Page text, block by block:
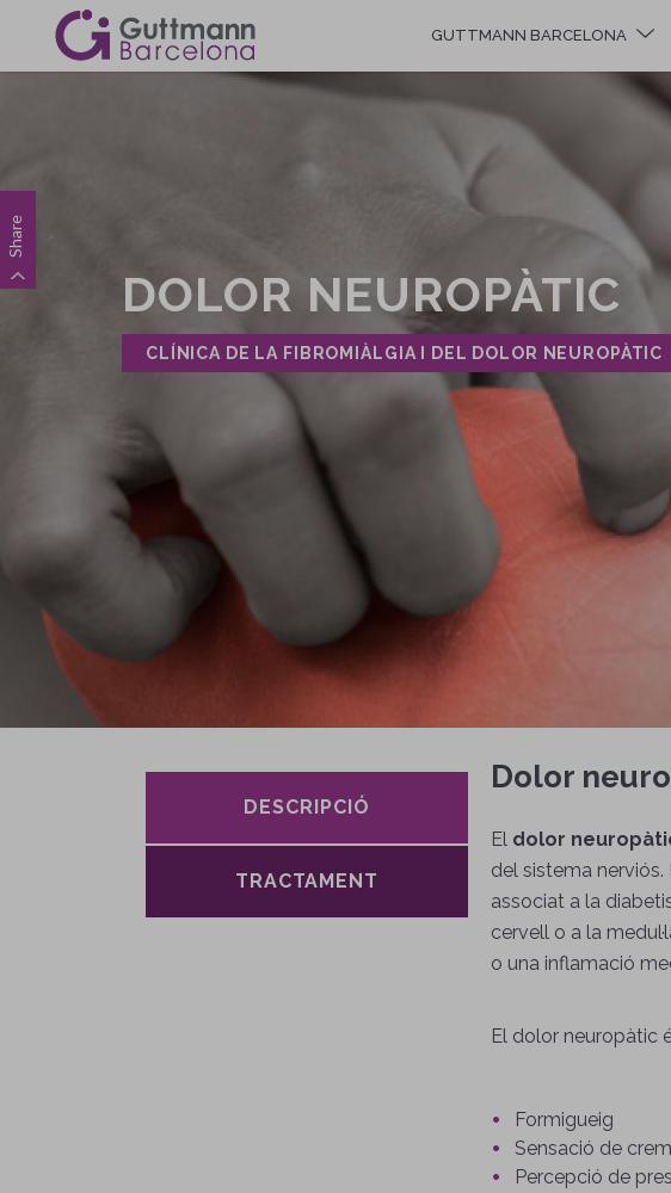
contingut
Navegació
principal
GUTTMANN BARCELONA
DOLOR NEUROPÀTIC
CLÍNICA DE LA FIBROMIÀLGIA I DEL DOLOR NEUROPÀTIC
DESCRIPCIÓ
TRACTAMENT
Dolor
El dolor
del sistema
associat a la
cervell o a la
o una inflamació
El dolor neuropàtic
Formigueig
Sensació de
Percepció de
Share